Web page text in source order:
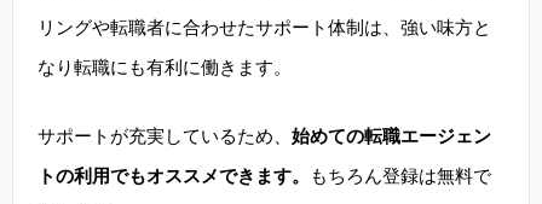
リングや転職者に合わせたサポート体制は、強い味方と
なり転職にも有利に働きます。
サポートが充実しているため、 始めての転職エージェン
トの利用でもオススメできます。
もちろん登録は無料で